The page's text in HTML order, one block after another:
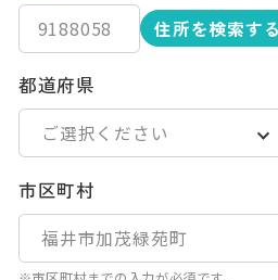
住所を検索する
都道府県
市区町村